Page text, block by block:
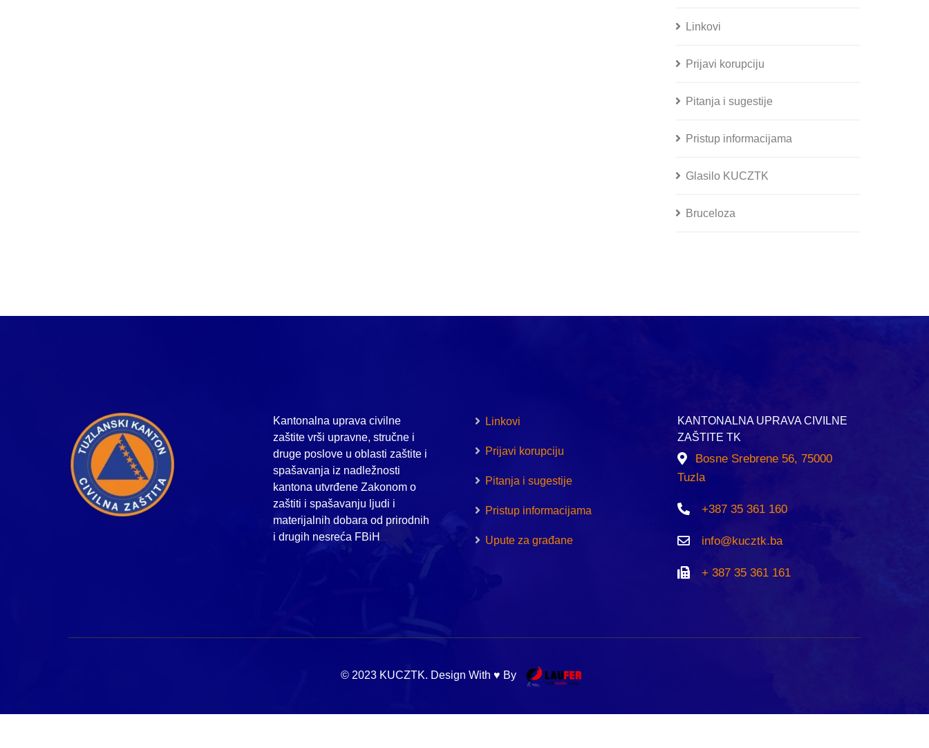
Linkovi
Prijavi korupciju
Pitanja i sugestije
Pristup informacijama
Glasilo KUCZTK
Bruceloza
Kantonalna uprava civilne
zaštite vrši upravne, stručne i
druge poslove u oblasti zaštite i
spašavanja iz nadležnosti
kantona utvrđene Zakonom o
zaštiti i spašavanju ljudi i
materijalnih dobara od prirodnih
i drugih nesreća FBiH
Linkovi
Prijavi korupciju
Pitanja i sugestije
Pristup informacijama
Upute za građane
KANTONALNA UPRAVA CIVILNE
ZAŠTITE TK
Bosne Srebrene 56, 75000
Tuzla
+387 35 361 160
info@kucztk.ba
+ 387 35 361 161
© 2023 KUCZTK. Design With ♥ By